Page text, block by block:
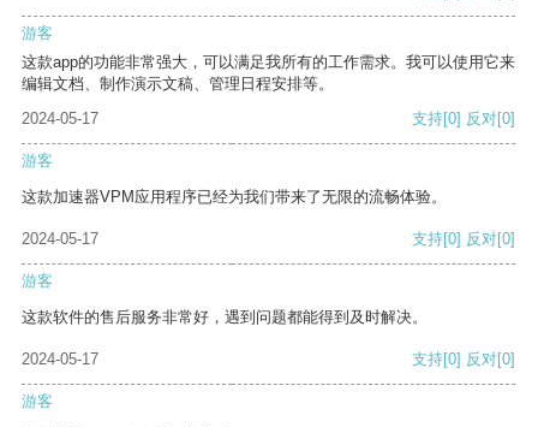
游客
这款app的功能非常强大，可以满足我所有的工作需求。我可以使用它来
编辑文档、制作演示文稿、管理日程安排等。
2024-05-17
支持[0] 反对[0]
游客
这款加速器VPM应用程序已经为我们带来了无限的流畅体验。
2024-05-17 支持[0] 反对[0]
游客
这款软件的售后服务非常好，遇到问题都能得到及时解决。
2024-05-17 支持[0] 反对[0]
游客